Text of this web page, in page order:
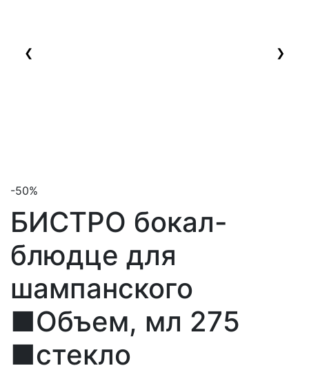
❮ ❯
-50%
БИСТРО бокал-
блюдце для
шампанского
■Объем, мл 275
■стекло